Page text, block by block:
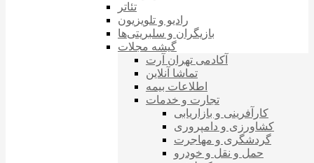
تئاتر
رادیو و تلویزیون
بازیگران و سلبریتی‌ها
گیشه مجلات
آکادمی تهران آرت
تماشا آنلاین
اطلاعات بیمه
تجارت و خدمات
کارآفرینی و بازاریابی
کشاورزی و دامپروری
گردشگری و مهاجرت
حمل و نقل و خودرو